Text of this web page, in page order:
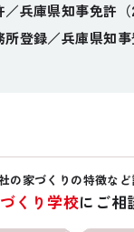
兵庫県知事免許（
所登録／兵庫県知
の家づくりの特徴な
くり学校にご相